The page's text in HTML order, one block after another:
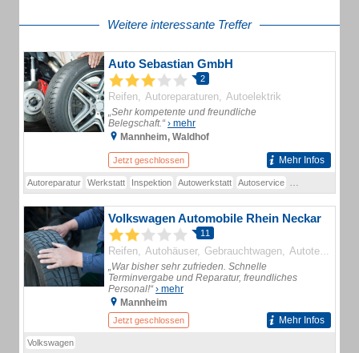
Weitere interessante Treffer
Auto Sebastian GmbH
2
Reifen Autoreparaturen Autoelektrik
„Sehr kompetente und freundliche
Belegschaft.“› mehr
Mannheim, Waldhof
Jetzt geschlossen Mehr Infos
Autoreparatur Werkstatt Inspektion Autowerkstatt Autoservice
Volkswagen Automobile Rhein Neckar
11
Reifen Autohäuser Gebrauchtwagen Autoteile und -zubehör
„War bisher sehr zufrieden. Schnelle
Terminvergabe und Reparatur, freundliches
Personal!“› mehr
Mannheim
Jetzt geschlossen Mehr Infos
Volkswagen